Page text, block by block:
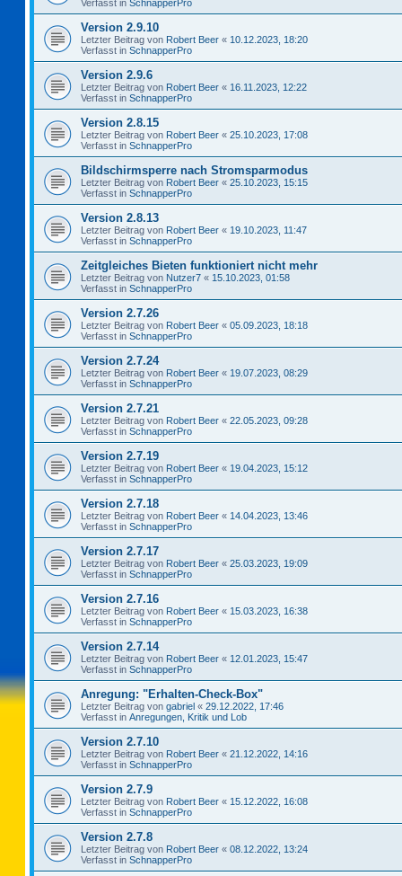
Verfasst in SchnapperPro
Version 2.9.10
Letzter Beitrag von Robert Beer « 10.12.2023, 18:20
Verfasst in SchnapperPro
Version 2.9.6
Letzter Beitrag von Robert Beer « 16.11.2023, 12:22
Verfasst in SchnapperPro
Version 2.8.15
Letzter Beitrag von Robert Beer « 25.10.2023, 17:08
Verfasst in SchnapperPro
Bildschirmsperre nach Stromsparmodus
Letzter Beitrag von Robert Beer « 25.10.2023, 15:15
Verfasst in SchnapperPro
Version 2.8.13
Letzter Beitrag von Robert Beer « 19.10.2023, 11:47
Verfasst in SchnapperPro
Zeitgleiches Bieten funktioniert nicht mehr
Letzter Beitrag von Nutzer7 « 15.10.2023, 01:58
Verfasst in SchnapperPro
Version 2.7.26
Letzter Beitrag von Robert Beer « 05.09.2023, 18:18
Verfasst in SchnapperPro
Version 2.7.24
Letzter Beitrag von Robert Beer « 19.07.2023, 08:29
Verfasst in SchnapperPro
Version 2.7.21
Letzter Beitrag von Robert Beer « 22.05.2023, 09:28
Verfasst in SchnapperPro
Version 2.7.19
Letzter Beitrag von Robert Beer « 19.04.2023, 15:12
Verfasst in SchnapperPro
Version 2.7.18
Letzter Beitrag von Robert Beer « 14.04.2023, 13:46
Verfasst in SchnapperPro
Version 2.7.17
Letzter Beitrag von Robert Beer « 25.03.2023, 19:09
Verfasst in SchnapperPro
Version 2.7.16
Letzter Beitrag von Robert Beer « 15.03.2023, 16:38
Verfasst in SchnapperPro
Version 2.7.14
Letzter Beitrag von Robert Beer « 12.01.2023, 15:47
Verfasst in SchnapperPro
Anregung: "Erhalten-Check-Box"
Letzter Beitrag von gabriel « 29.12.2022, 17:46
Verfasst in Anregungen, Kritik und Lob
Version 2.7.10
Letzter Beitrag von Robert Beer « 21.12.2022, 14:16
Verfasst in SchnapperPro
Version 2.7.9
Letzter Beitrag von Robert Beer « 15.12.2022, 16:08
Verfasst in SchnapperPro
Version 2.7.8
Letzter Beitrag von Robert Beer « 08.12.2022, 13:24
Verfasst in SchnapperPro